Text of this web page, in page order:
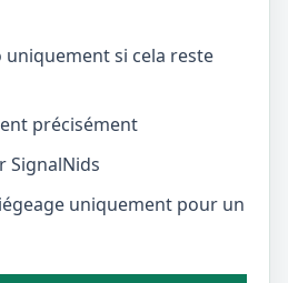
si cela reste
précisément
SignalNids
uniquement pour un